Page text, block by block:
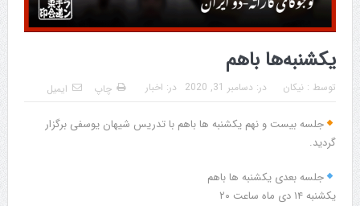
یکشنبه‌ها باهم
توسط : نیکان در: دسامبر 31, 2020 در: اخبار چاپ ایمیل
جلسه بیست و نهم یکشنبه ها باهم با تدریس شیهان یوسفی برگزار
گردید.
جلسه بعدی یکشنبه ها باهم
یکشنبه ۱۴ دی ماه ساعت ۲۰